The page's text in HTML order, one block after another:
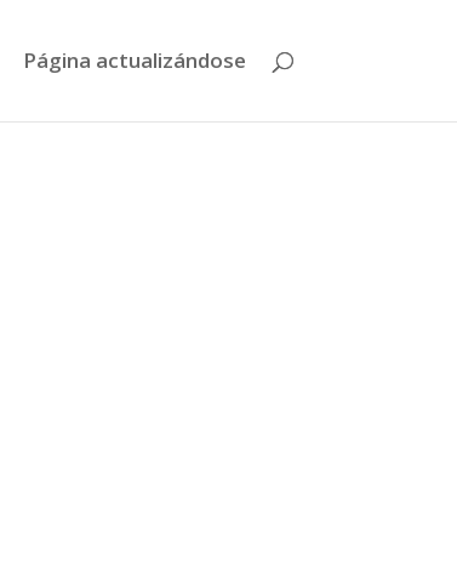
Página actualizándose